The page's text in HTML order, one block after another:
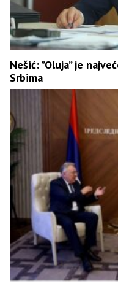
Nešić: ”Oluja” je
Srbima